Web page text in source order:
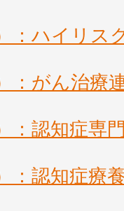
：ハイリス
：がん治療
：認知症専
：認知症療